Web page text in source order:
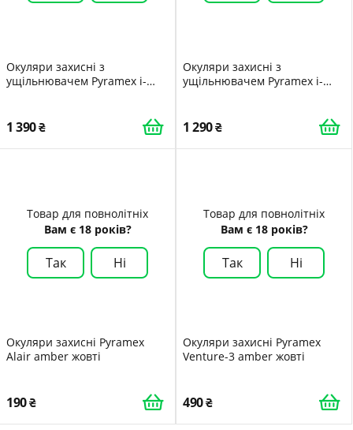
Окуляри захисні з
ущільнювачем Pyramex i-
1 390
Окуляри захисні з
ущільнювачем Pyramex i-
1 290
Товар для повнолітніх
Вам є 18 років?
Так Ні
Окуляри захисні Pyramex
Alair amber жовті
190
Товар для повнолітніх
Вам є 18 років?
Так Ні
Окуляри захисні Pyramex
Venture-3 amber жовті
490